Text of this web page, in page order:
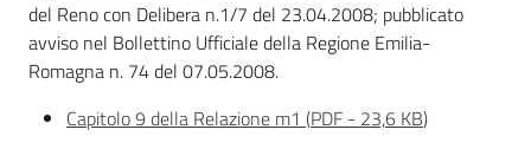
Novità
Servizi
del Reno con Delibera n.1/7 del 23.04.2008; pubblicato
avviso nel Bollettino Ufficiale della Regione Emilia-
Romagna n. 74 del 07.05.2008.
Capitolo 9 della Relazione m1 (PDF - 23,6 KB)